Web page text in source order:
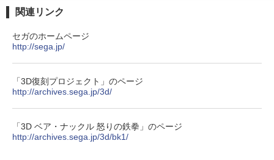
しイラストボード付) [DVD]
￥8,800
関連リンク
セガのホームページ
http://sega.jp/
「3D復刻プロジェクト」のページ
http://archives.sega.jp/3d/
「3D ベア・ナックル 怒りの鉄拳」のページ
http://archives.sega.jp/3d/bk1/